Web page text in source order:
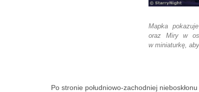
Mapka
oraz Miry w
w miniaturkę,
Po stronie południowo-zachodniej